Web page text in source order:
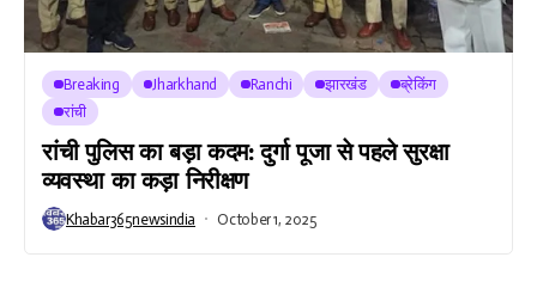
Breaking Jharkhand Ranchi झारखंड
ब्रेकिंग
रांची
रांची पुलिस का बड़ा कदम: दुर्गा पूजा से पहले सुरक्षा
व्यवस्था का कड़ा निरीक्षण
Khabar365newsindia October 1, 2025